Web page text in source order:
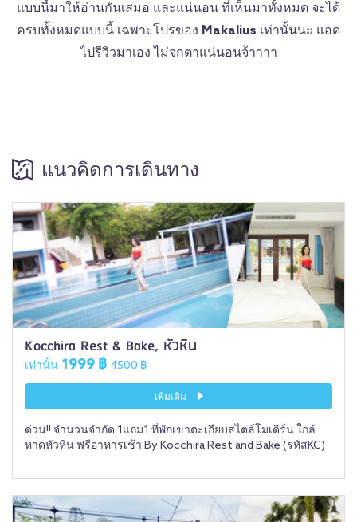
แบบนี้มาให้อ่านกันเสมอ และแน่นอน ที่เห็นมาทั้งหมด จะได้
ครบทั้งหมดแบบนี้ เฉพาะโปรของ Makalius เท่านั้นนะ แอด
ไปรีวิวมาเอง ไม่จกตาแน่นอนจ้าาาา
แนวคิดการเดินทาง
Kocchira Rest & Bake, หัวหิน
เท่านั้น 1999 ฿ 4500 ฿
เพิ่มเติม
ด่วน!! จำนวนจำกัด 1แถม1 ที่พักเขาตะเกียบสไตล์โมเดิร์น ใกล้
หาดหัวหิน ฟรีอาหารเช้า By Kocchira Rest and Bake (รหัสKC)